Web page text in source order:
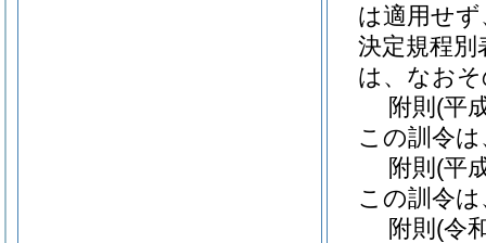
は適用せ
決定規程
は、なお
附則 (平
この訓令
附則 (平
この訓令
附則 (令